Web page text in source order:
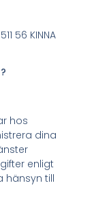
56 KINNA
hos
dina
enligt
hänsyn till